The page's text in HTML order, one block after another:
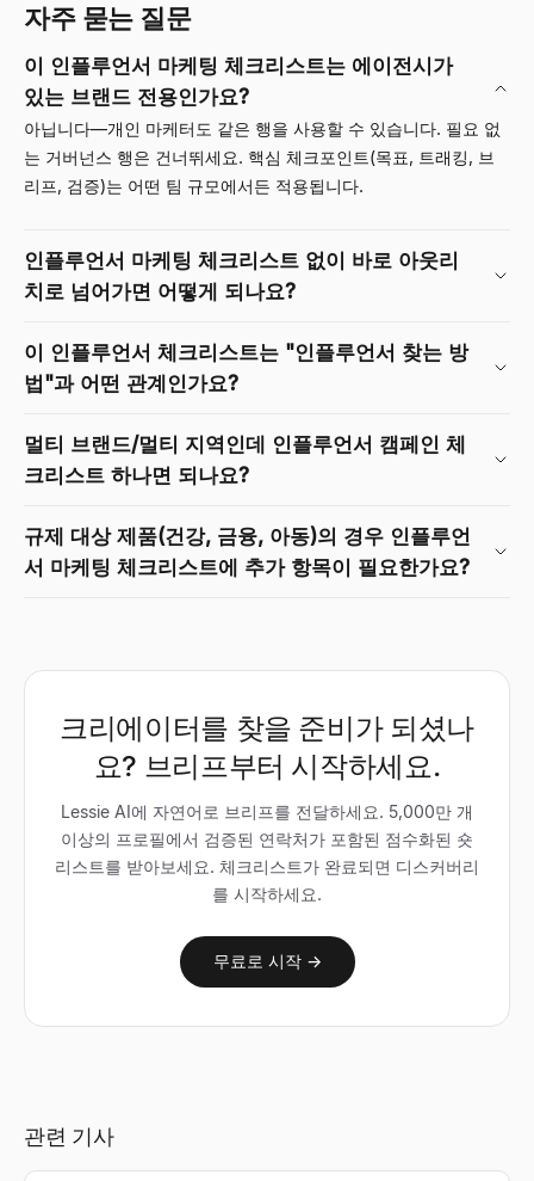
자주 묻는 질문
이 인플루언서 마케팅 체크리스트는 에이전시가
있는 브랜드 전용인가요?
아닙니다—개인 마케터도 같은 행을 사용할 수 있습니다. 필요 없
는 거버넌스 행은 건너뛰세요. 핵심 체크포인트(목표, 트래킹, 브
리프, 검증)는 어떤 팀 규모에서든 적용됩니다.
인플루언서 마케팅 체크리스트 없이 바로 아웃리
치로 넘어가면 어떻게 되나요?
이 인플루언서 체크리스트는 "인플루언서 찾는 방
법"과 어떤 관계인가요?
멀티 브랜드/멀티 지역인데 인플루언서 캠페인 체
크리스트 하나면 되나요?
규제 대상 제품(건강, 금융, 아동)의 경우 인플루언
서 마케팅 체크리스트에 추가 항목이 필요한가요?
크리에이터를 찾을 준비가 되셨나
요? 브리프부터 시작하세요.
Lessie AI에 자연어로 브리프를 전달하세요. 5,000만 개
이상의 프로필에서 검증된 연락처가 포함된 점수화된 숏
리스트를 받아보세요. 체크리스트가 완료되면 디스커버리
를 시작하세요.
무료로 시작 →
관련 기사